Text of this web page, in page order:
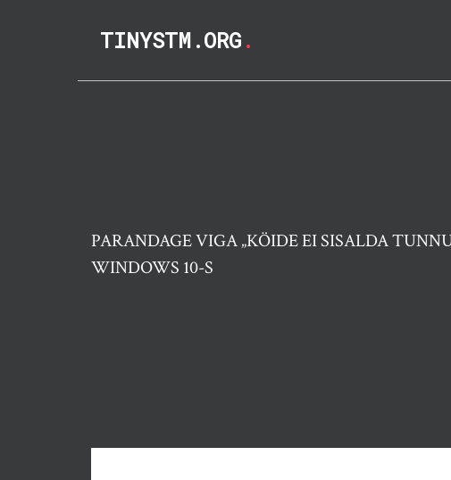
TINYSTM.ORG.
PARANDAGE VIGA „KÖIDE EI SISALDA
WINDOWS 10-S